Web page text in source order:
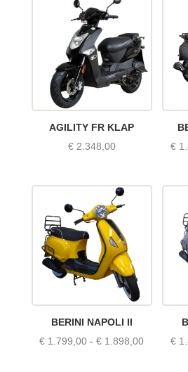
AGILITY FR KLAP
€2.348,00
€
BERINI NAPOLI II
€ 1.799,00 - € 1.898,00
€